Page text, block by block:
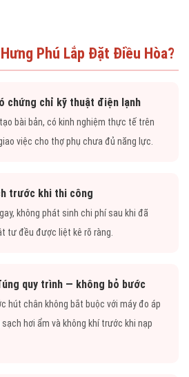
Phú Lắp Đặt Điều Hòa?
chứng chỉ kỹ thuật điện lạnh
bài bản, có kinh nghiệm thực tế trên
việc cho thợ phụ chưa đủ năng lực.
trước khi thi công
không phát sinh chi phí sau khi đã
tư đều được liệt kê rõ ràng.
quy trình — không bỏ bước
hút chân không bắt buộc với máy đo áp
hơi ẩm và không khí trước khi nạp